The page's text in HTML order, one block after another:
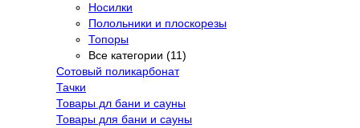
Носилки
Полольники и плоскорезы
Топоры
Все категории (11)
Сотовый поликарбонат
Тачки
Товары дл бани и сауны
Товары для бани и сауны